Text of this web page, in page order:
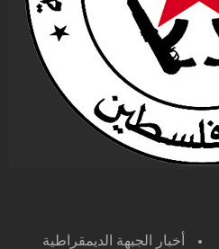
أخبار الجبهة الديمقراطية